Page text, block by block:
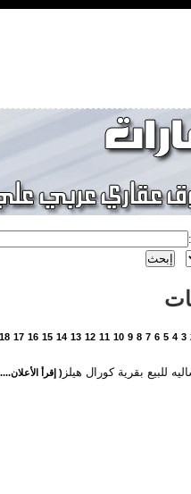
3
4
5
6
7
8
9
10
11
12
13
14
15
16
17
18
للبيع بقرية كورال هيلز ( إقرأ